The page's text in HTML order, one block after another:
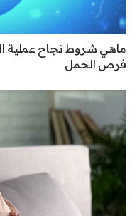
ماهي شروط نجاح عملية
فرص الحمل